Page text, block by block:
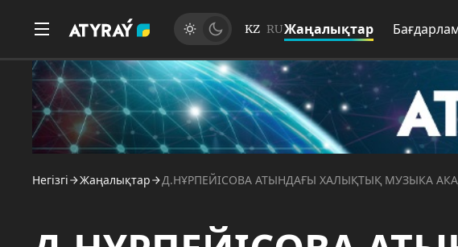
KZ RUЖаңалықтар
Негізгі Жаңалықтар Д.НҰРПЕЙІСОВА АТЫНДАҒЫ ХАЛЫҚТЫҚ МУЗЫКА